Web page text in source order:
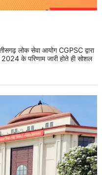
लोक सेवा आयोग CGPSC द्वारा
2024 के परिणाम जारी होते ही सोशल